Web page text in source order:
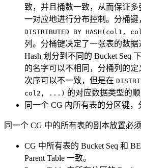
致，并且桶数一致，从而保证
一对应地进行分布控制。分桶键
DISTRIBUTED BY HASH(col1,
列。分桶键决定了一张表的数
Hash 划分到不同的 Bucket Seq
的名字可以不相同，分桶列的
次序可以不一致，但是在
col2, ...) 的对应数据类型的顺
同一个 CG 内所有表的分区键，
同一个 CG 中的所有表的副本放置必
CG 中所有表的 Bucket Seq 和
Parent Table 一致。